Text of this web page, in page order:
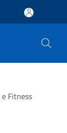
Fitness